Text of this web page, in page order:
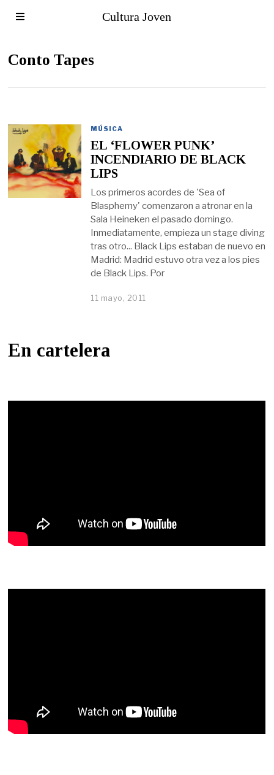
Cultura Joven
Conto Tapes
MÚSICA
EL ‘FLOWER PUNK’
INCENDIARIO DE BLACK
LIPS
Los primeros acordes de 'Sea of
Blasphemy' comenzaron a atronar en la
Sala Heineken el pasado domingo.
Inmediatamente, empieza un stage diving
tras otro... Black Lips estaban de nuevo en
Madrid: Madrid estuvo otra vez a los pies
de Black Lips. Por
11 mayo, 2011
En cartelera